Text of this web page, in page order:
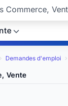
Demandes d'emploi
Vente